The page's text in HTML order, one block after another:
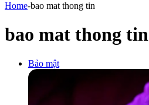
Home-bao mat thong tin
bao mat thong tin
Bảo mật